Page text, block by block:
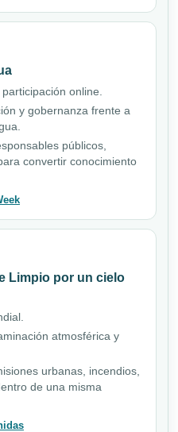
online.
y gobernanza frente a
públicos,
convertir conocimiento
Limpio por un cielo
atmosférica y
urbanas, incendios,
de una misma